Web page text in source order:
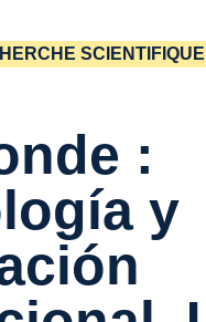
SCIENTIFIQUE
:
y